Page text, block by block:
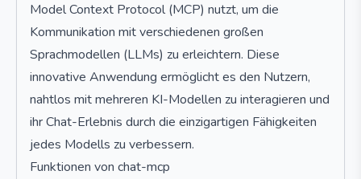
Model Context Protocol (MCP) nutzt, um die
Kommunikation mit verschiedenen großen
Sprachmodellen (LLMs) zu erleichtern. Diese
innovative Anwendung ermöglicht es den Nutzern,
nahtlos mit mehreren KI-Modellen zu interagieren und
ihr Chat-Erlebnis durch die einzigartigen Fähigkeiten
jedes Modells zu verbessern.
Funktionen von chat-mcp